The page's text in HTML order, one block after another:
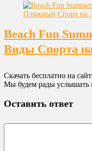
Beach Fun
Виды Спорта
Скачать бесплатно на
Мы будем рады услышать
Оставить ответ